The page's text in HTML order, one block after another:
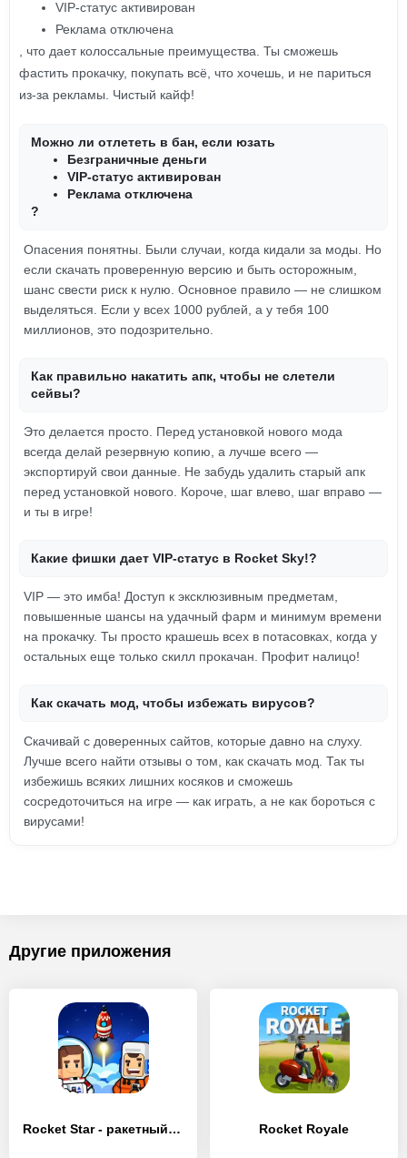
VIP-статус активирован
Реклама отключена
, что дает колоссальные преимущества. Ты сможешь
фастить прокачку, покупать всё, что хочешь, и не париться
из-за рекламы. Чистый кайф!
Можно ли отлететь в бан, если юзать
Безграничные деньги
VIP-статус активирован
Реклама отключена
?
Опасения понятны. Были случаи, когда кидали за моды. Но
если скачать проверенную версию и быть осторожным,
шанс свести риск к нулю. Основное правило — не слишком
выделяться. Если у всех 1000 рублей, а у тебя 100
миллионов, это подозрительно.
Как правильно накатить апк, чтобы не слетели
сейвы?
Это делается просто. Перед установкой нового мода
всегда делай резервную копию, а лучше всего —
экспортируй свои данные. Не забудь удалить старый апк
перед установкой нового. Короче, шаг влево, шаг вправо —
и ты в игре!
Какие фишки дает VIP-статус в Rocket Sky!?
VIP — это имба! Доступ к эксклюзивным предметам,
повышенные шансы на удачный фарм и минимум времени
на прокачку. Ты просто крашешь всех в потасовках, когда у
остальных еще только скилл прокачан. Профит налицо!
Как скачать мод, чтобы избежать вирусов?
Скачивай с доверенных сайтов, которые давно на слуху.
Лучше всего найти отзывы о том, как скачать мод. Так ты
избежишь всяких лишних косяков и сможешь
сосредоточиться на игре — как играть, а не как бороться с
вирусами!
Другие приложения
Rocket Star - ракетный магнат Rocket Royale